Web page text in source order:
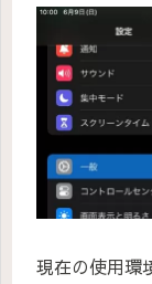
現在の使用環